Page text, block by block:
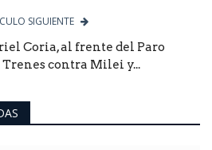
SIGUIENTE
Coria, al frente del Paro
contra Milei y...